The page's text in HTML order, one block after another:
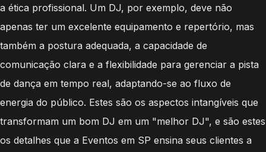
a ética profissional. Um DJ, por exemplo, deve não
apenas ter um excelente equipamento e repertório, mas
também a postura adequada, a capacidade de
comunicação clara e a flexibilidade para gerenciar a pista
de dança em tempo real, adaptando-se ao fluxo de
energia do público. Estes são os aspectos intangíveis que
transformam um bom DJ em um "melhor DJ", e são estes
os detalhes que a Eventos em SP ensina seus clientes a